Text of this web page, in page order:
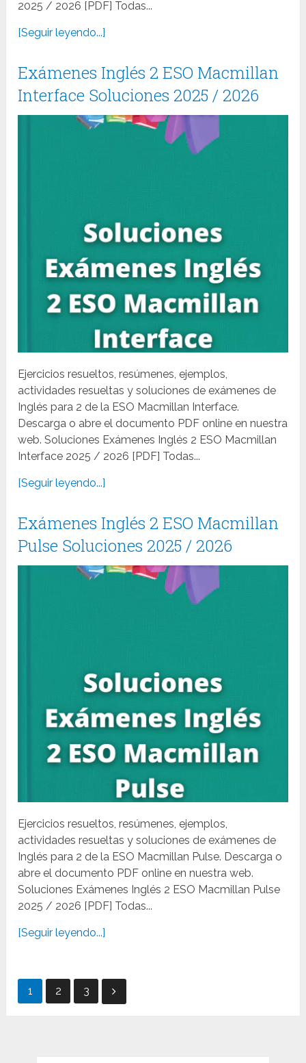
2025 / 2026 [PDF] Todas...
[Seguir leyendo...]
Exámenes Inglés 2 ESO Macmillan
Interface Soluciones 2025 / 2026
Ejercicios resueltos, resúmenes, ejemplos,
actividades resueltas y soluciones de exámenes de
Inglés para 2 de la ESO Macmillan Interface.
Descarga o abre el documento PDF online en nuestra
web. Soluciones Exámenes Inglés 2 ESO Macmillan
Interface 2025 / 2026 [PDF] Todas...
[Seguir leyendo...]
Exámenes Inglés 2 ESO Macmillan
Pulse Soluciones 2025 / 2026
Ejercicios resueltos, resúmenes, ejemplos,
actividades resueltas y soluciones de exámenes de
Inglés para 2 de la ESO Macmillan Pulse. Descarga o
abre el documento PDF online en nuestra web.
Soluciones Exámenes Inglés 2 ESO Macmillan Pulse
2025 / 2026 [PDF] Todas...
[Seguir leyendo...]
Paginación
1 2 3